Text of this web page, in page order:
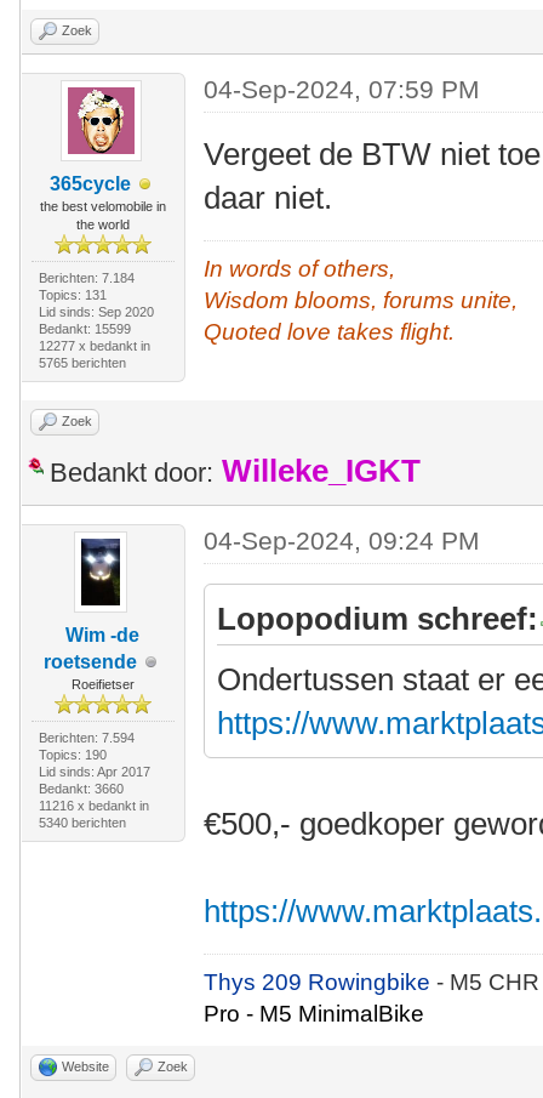
Zoek
365cycle
the best velomobile in
the world
Berichten: 7.184
Topics: 131
Lid sinds: Sep 2020
Bedankt: 15599
12277 x bedankt in
5765 berichten
04-Sep-2024, 07:59 PM
Vergeet de BTW niet
daar niet.
In words of others,
Wisdom blooms, forums unite,
Quoted love takes flight.
Zoek
Bedankt door: Willeke_IGKT
Wim -de
roetsende
Roeifietser
Berichten: 7.594
Topics: 190
Lid sinds: Apr 2017
Bedankt: 3660
11216 x bedankt in
5340 berichten
04-Sep-2024, 09:24 PM
Lopopodium schreef:
Ondertussen staat er
https://
€500,- goedkoper
https://
Thys 209 Rowingbike- M5
Pro - M5 MinimalBike
Website Zoek